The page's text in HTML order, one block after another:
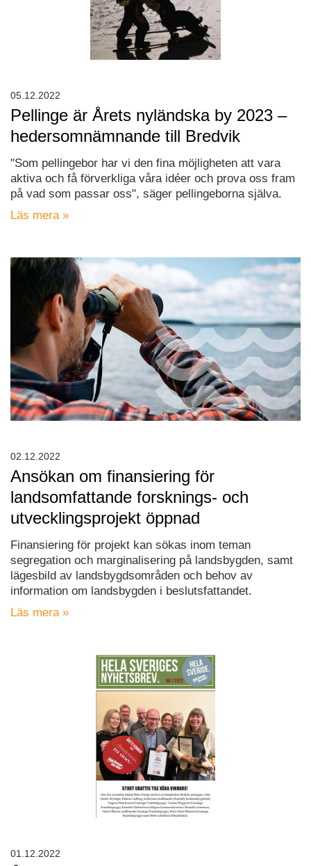
Pellinge är Årets nyländska by 2023 –
hedersomnämnande till Bredvik
"Som pellingebor har vi den fina möjligheten att vara
aktiva och få förverkliga våra idéer och prova oss fram
på vad som passar oss", säger pellingeborna själva.
Läs mera »
05.12.2022
Ansökan om finansiering för
landsomfattande forsknings- och
utvecklingsprojekt öppnad
Finansiering för projekt kan sökas inom teman
segregation och marginalisering på landsbygden, samt
lägesbild av landsbygdsområden och behov av
information om landsbygden i beslutsfattandet.
Läs mera »
02.12.2022
01.12.2022